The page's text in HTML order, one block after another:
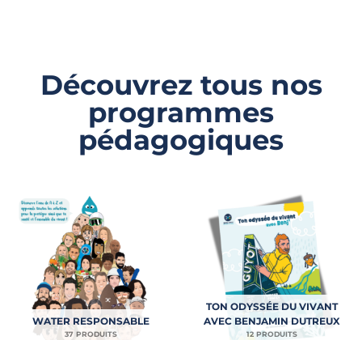
Découvrez tous nos
programmes
pédagogiques
WATER RESPONSABLE
37 PRODUITS
TON ODYSSÉE DU VIVANT
AVEC BENJAMIN DUTREUX
12 PRODUITS